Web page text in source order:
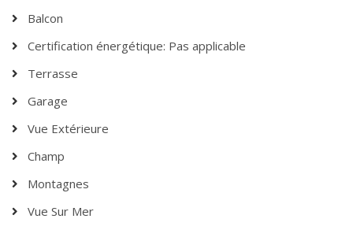
Balcon
Certification énergétique: Pas applicable
Terrasse
Garage
Vue Extérieure
Champ
Montagnes
Vue Sur Mer